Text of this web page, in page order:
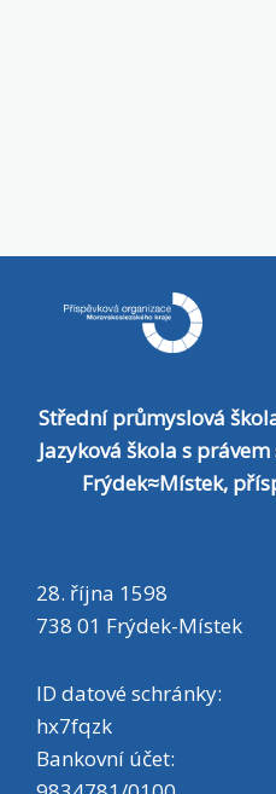
TECHNICKÉ OBORY
října 1598, Frýdek-
OBORY - budova
stažení Instrukce
učebnice, kontakty
informace k
Souhrnné
- žádost ISIC,
dvoudenka, úhrada
dvoudenky
Střední průmyslová
Jazyková škola s
Frýdek≈Místek,
28. října 1598
738 01 Frýdek-Místek
ID datové schránky:
hx7fqzk
Bankovní účet: